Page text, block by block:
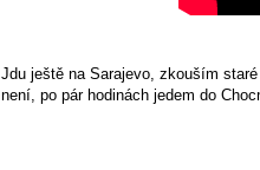
Jdu ještě na Sarajevo, zkouším
není, po pár hodinách jedem do